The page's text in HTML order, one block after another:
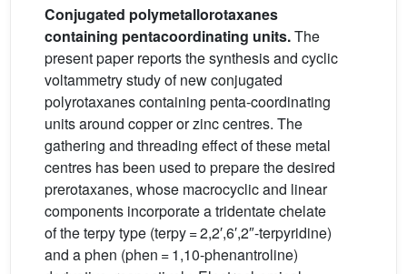
Conjugated polymetallorotaxanes
containing pentacoordinating units.The
present paper reports the synthesis and cyclic
voltammetry study of new conjugated
polyrotaxanes containing penta-coordinating
units around copper or zinc centres. The
gathering and threading effect of these metal
centres has been used to prepare the desired
prerotaxanes, whose macrocyclic and linear
components incorporate a tridentate chelate
of the terpy type (terpy = 2,2′,6′,2″-terpyridine)
and a phen (phen = 1,10-phenantroline)